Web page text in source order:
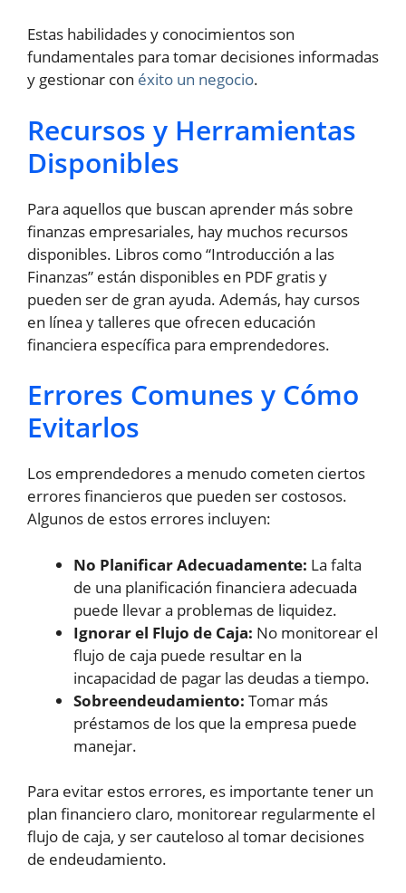
Estas habilidades y conocimientos son
fundamentales para tomar decisiones informadas
y gestionar con éxito un negocio.
Recursos y Herramientas
Disponibles
Para aquellos que buscan aprender más sobre
finanzas empresariales, hay muchos recursos
disponibles. Libros como “Introducción a las
Finanzas” están disponibles en PDF gratis y
pueden ser de gran ayuda. Además, hay cursos
en línea y talleres que ofrecen educación
financiera específica para emprendedores.
Errores Comunes y Cómo
Evitarlos
Los emprendedores a menudo cometen ciertos
errores financieros que pueden ser costosos.
Algunos de estos errores incluyen:
No Planificar Adecuadamente: La falta
de una planificación financiera adecuada
puede llevar a problemas de liquidez.
Ignorar el Flujo de Caja: No monitorear el
flujo de caja puede resultar en la
incapacidad de pagar las deudas a tiempo.
Sobreendeudamiento: Tomar más
préstamos de los que la empresa puede
manejar.
Para evitar estos errores, es importante tener un
plan financiero claro, monitorear regularmente el
flujo de caja, y ser cauteloso al tomar decisiones
de endeudamiento.